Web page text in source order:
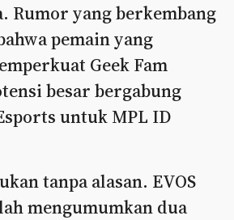
Rumor yang berkembang
pemain yang
Geek Fam
besar bergabung
untuk MPL ID
tanpa alasan. EVOS
mengumumkan dua